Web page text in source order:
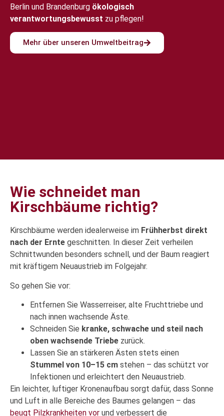
Berlin und Brandenburg ökologisch
verantwortungsbewusst zu pflegen!
Mehr über unseren Umweltbeitrag
Wie schneidet man
Kirschbäume richtig?
Kirschbäume werden idealerweise im Frühherbst direkt
nach der Ernte geschnitten. In dieser Zeit verheilen
Schnittwunden besonders schnell, und der Baum reagiert
mit kräftigem Neuaustrieb im Folgejahr.
So gehen Sie vor:
Entfernen Sie Wasserreiser, alte Fruchttriebe und
nach innen wachsende Äste.
Schneiden Sie kranke, schwache und steil nach
oben wachsende Triebe zurück.
Lassen Sie an stärkeren Ästen stets einen
Stummel von 10–15 cm stehen – das schützt vor
Infektionen und erleichtert den Neuaustrieb.
Ein leichter, luftiger Kronenaufbau sorgt dafür, dass Sonne
und Luft in alle Bereiche des Baumes gelangen – das
beugt Pilzkrankheiten vor und verbessert die